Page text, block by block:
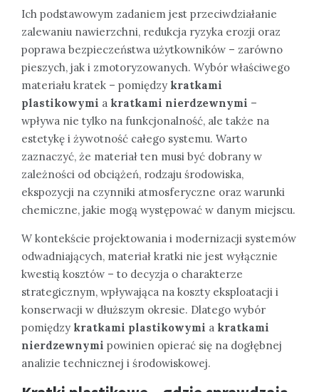
Ich podstawowym zadaniem jest przeciwdziałanie
zalewaniu nawierzchni, redukcja ryzyka erozji oraz
poprawa bezpieczeństwa użytkowników – zarówno
pieszych, jak i zmotoryzowanych. Wybór właściwego
materiału kratek – pomiędzy kratkami
plastikowymi a kratkami nierdzewnymi –
wpływa nie tylko na funkcjonalność, ale także na
estetykę i żywotność całego systemu. Warto
zaznaczyć, że materiał ten musi być dobrany w
zależności od obciążeń, rodzaju środowiska,
ekspozycji na czynniki atmosferyczne oraz warunki
chemiczne, jakie mogą występować w danym miejscu.
W kontekście projektowania i modernizacji systemów
odwadniających, materiał kratki nie jest wyłącznie
kwestią kosztów – to decyzja o charakterze
strategicznym, wpływająca na koszty eksploatacji i
konserwacji w dłuższym okresie. Dlatego wybór
pomiędzy kratkami plastikowymi a kratkami
nierdzewnymi powinien opierać się na dogłębnej
analizie technicznej i środowiskowej.